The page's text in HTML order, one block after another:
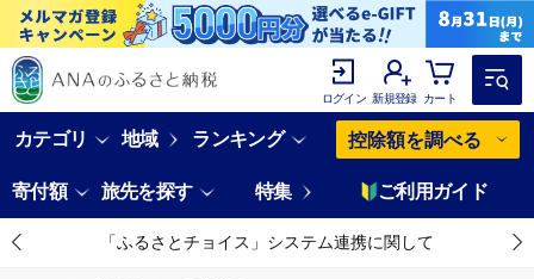
ログイン 新規登録 カート
カテゴリ 地域 ランキング 控除額を調べる
寄付額 旅先を探す 特集 ご利用ガイド
「ふるさとチョイス」システム連携に関して